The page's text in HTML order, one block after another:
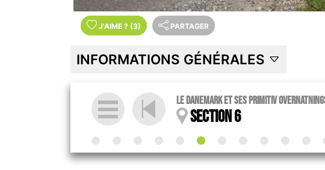
J'AIME ? (3) PARTAGER
INFORMATIONS GÉNÉRALES
Le Danemark et ses Primitiv
Section 6